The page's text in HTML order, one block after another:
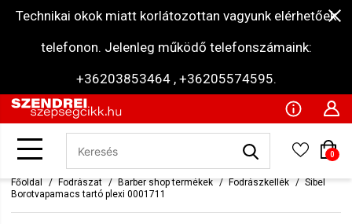
Technikai okok miatt korlátozottan vagyunk elérhetőek
telefonon. Jelenleg működő telefonszámaink:
+36203853464 , +36205574595.
0
Főoldal Fodrászat Barber shop termékek Fodrászkellék
Sibel
Borotvapamacs tartó plexi 0001711